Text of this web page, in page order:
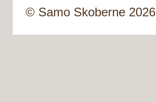
© Samo Skoberne 2026